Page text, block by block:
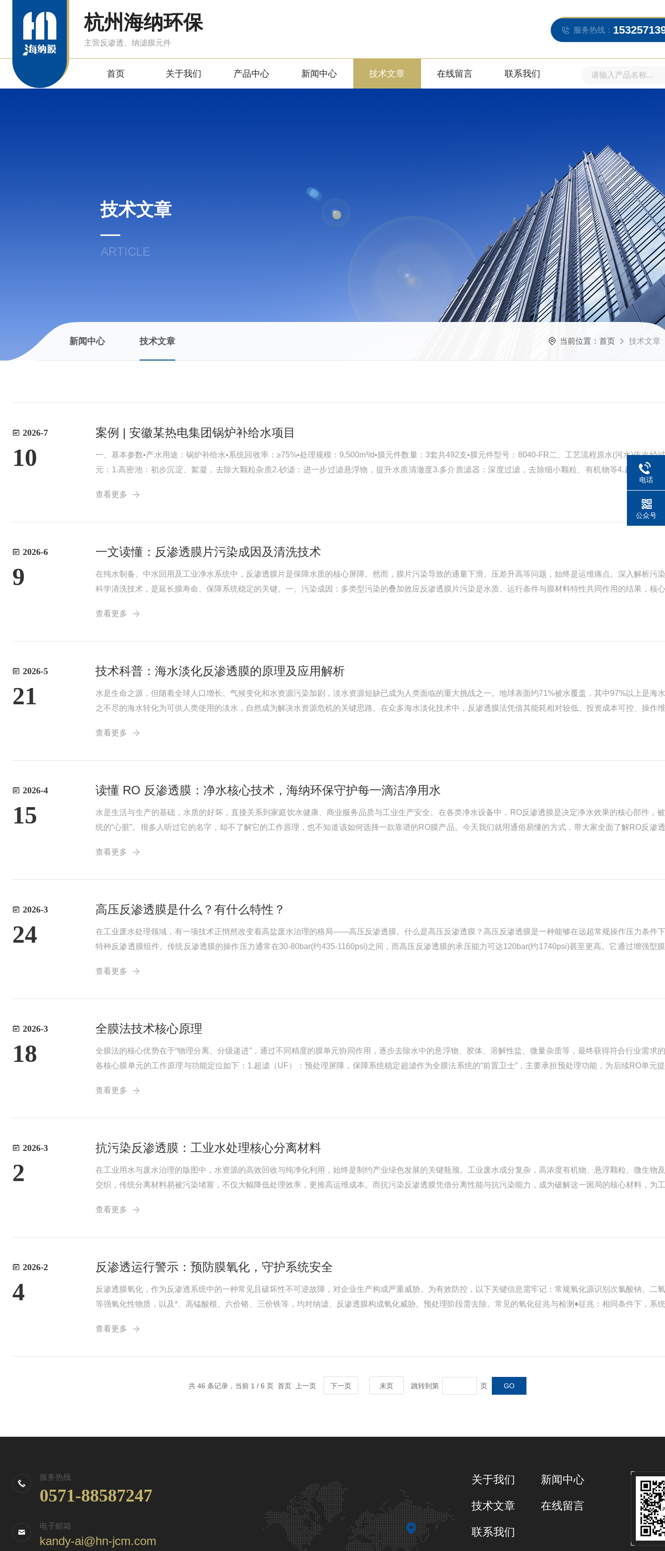
杭州海纳环保
主营反渗透、纳滤膜元件
服务热线：
首页 关于我们 产品中心 新闻中心 技术文章 在线留言 联系我们
技术文章
ARTICLE
新闻中心 技术文章 当前位置： 首页 技术文章
2026-7
10
案例 | 安徽某热电集团锅炉补给水项目
一、基本参数•产水用途：锅炉补给水•系统回收率：≥75%•处理规模：9,500m³/d•膜元件数量：3套共492支•膜元件型号：8040-FR二、工艺流程原水(河水)依次经
元：1.高密池：初步沉淀、絮凝，去除大颗粒杂质2.砂滤：进一步过滤悬浮物，提升水质清澈度3.多介质滤器：深度过滤，去除细小颗粒、有机物等4.超滤：截
查看更多
2026-6
9
一文读懂：反渗透膜片污染成因及清洗技术
在纯水制备、中水回用及工业净水系统中，反渗透膜片是保障水质的核心屏障。然而，膜片污染导致的通量下滑、压差升高等问题，始终是运维痛点。深入解析污
科学清洗技术，是延长膜寿命、保障系统稳定的关键。一、污染成因：多类型污染的叠加效应反渗透膜片污染是水质、运行条件与膜材料特性共同作用的结果，核
硅酸盐等沉淀。例...
查看更多
2026-5
21
技术科普：海水淡化反渗透膜的原理及应用解析
水是生命之源，但随着全球人口增长、气候变化和水资源污染加剧，淡水资源短缺已成为人类面临的重大挑战之一。地球表面约71%被水覆盖，其中97%以上是海
之不尽的海水转化为可供人类使用的淡水，自然成为解决水资源危机的关键思路。在众多海水淡化技术中，反渗透膜法凭借其能耗相对较低、投资成本可控、操作
首先需要了解“...
查看更多
2026-4
15
读懂 RO 反渗透膜：净水核心技术，海纳环保守护每一滴洁净用水
水是生活与生产的基础，水质的好坏，直接关系到家庭饮水健康、商业服务品质与工业生产安全。在各类净水设备中，RO反渗透膜是决定净水效果的核心部件，
统的“心脏”。很多人听过它的名字，却不了解它的工作原理，也不知道该如何选择一款靠谱的RO膜产品。今天我们就用通俗易懂的方式，带大家全面了解RO反渗
自然的“渗透”...
查看更多
2026-3
24
高压反渗透膜是什么？有什么特性？
在工业废水处理领域，有一项技术正悄然改变着高盐废水治理的格局——高压反渗透膜。什么是高压反渗透膜？高压反渗透膜是一种能够在远超常规操作压力条件
特种反渗透膜组件。传统反渗透膜的操作压力通常在30-80bar(约435-1160psi)之间，而高压反渗透膜的承压能力可达120bar(约1740psi)甚至更高。它通过增强型
查看更多
2026-3
18
全膜法技术核心原理
全膜法的核心优势在于“物理分离、分级递进”，通过不同精度的膜单元协同作用，逐步去除水中的悬浮物、胶体、溶解性盐、微量杂质等，最终获得符合行业需求
各核心膜单元的工作原理与功能定位如下：1.超滤（UF）：预处理屏障，保障系统稳定超滤作为全膜法系统的“前置卫士”，主要承担预处理功能，为后续RO单元
查看更多
2026-3
2
抗污染反渗透膜：工业水处理核心分离材料
在工业用水与废水治理的版图中，水资源的高效回收与纯净化利用，始终是制约产业绿色发展的关键瓶颈。工业废水成分复杂，高浓度有机物、悬浮颗粒、微生物
交织，传统分离材料易被污染堵塞，不仅大幅降低处理效率，更推高运维成本。而抗污染反渗透膜凭借分离性能与抗污染能力，成为破解这一困局的核心材料，为
污染设计，实现了精...
查看更多
2026-2
4
反渗透运行警示：预防膜氧化，守护系统安全
反渗透膜氧化，作为反渗透系统中的一种常见且破坏性不可逆故障，对企业生产构成严重威胁。为有效防控，以下关键信息需牢记：常规氧化源识别次氯酸钠、二
等强氧化性物质，以及*、高锰酸根、六价铬、三价铁等，均对纳滤、反渗透膜构成氧化威胁。预处理阶段需去除。常见的氧化征兆与检测♦征兆：相同条件下，系
ara染...
查看更多
共 46 条记录，当前 1 / 6 页 首页 上一页 下一页 末页 跳转到第 页
服务热线
0571-88587247
电子邮箱
kandy-ai@hn-jcm.com
关于我们 新闻中心
技术文章 在线留言
联系我们
电话
公众号